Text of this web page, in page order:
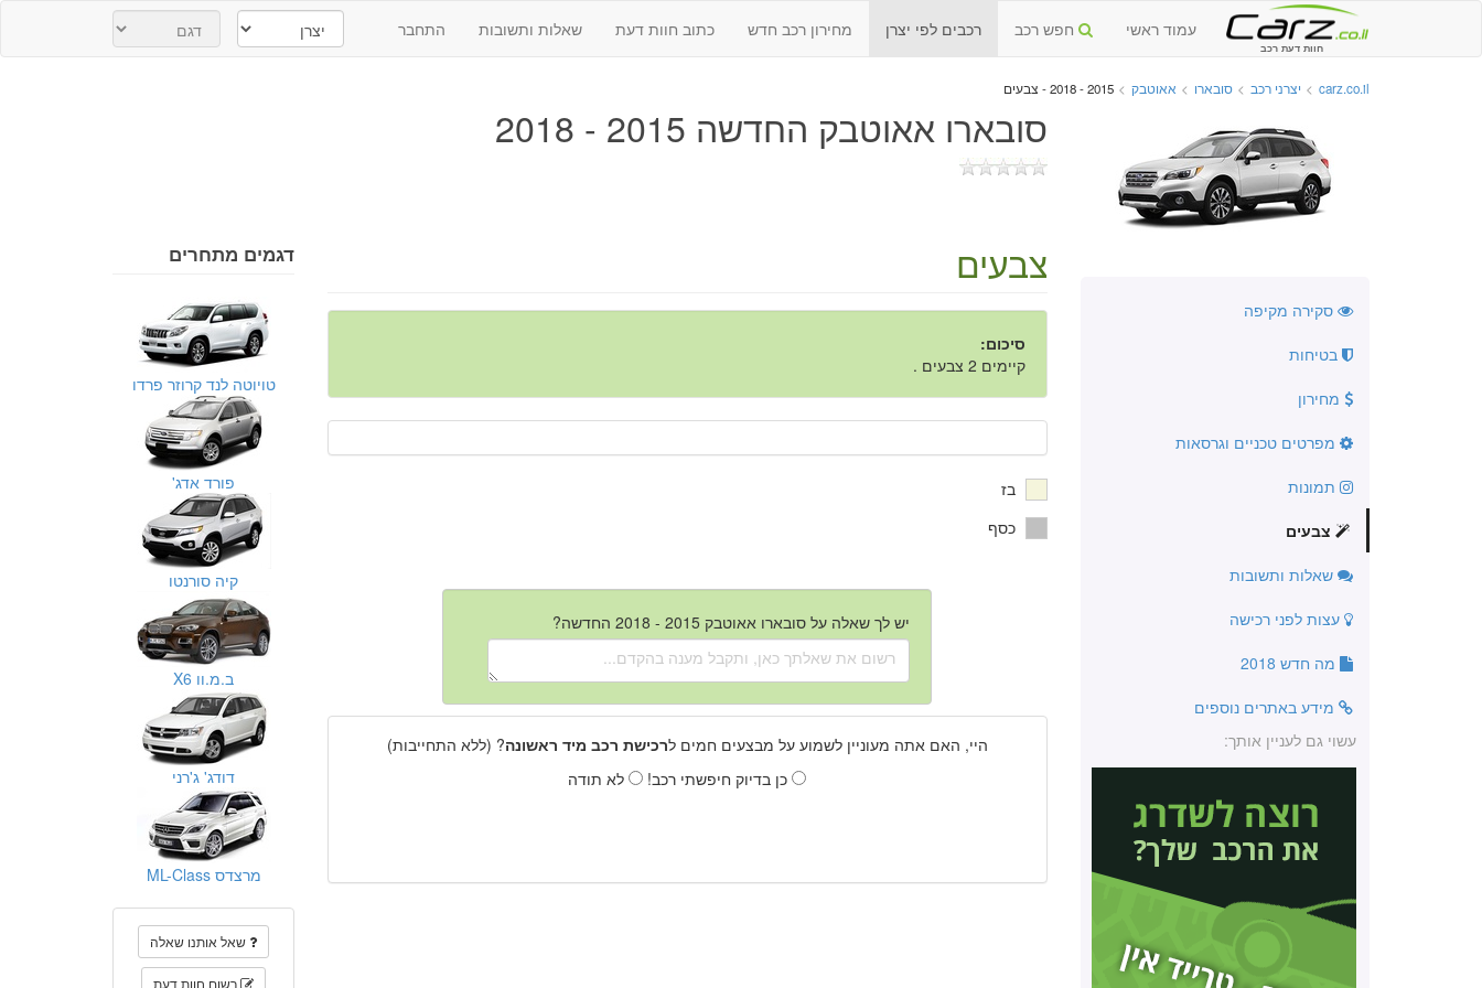
חוות דעת רכב
עמוד ראשי חפש רכב רכבים לפי יצרן מחירון רכב חדש כתוב חוות דעת שאלות ותשובות התחבר
carz.co.il
> יצרני רכב > סובארו > אאוטבק > 2015 - 2018 - צבעים
סובארו אאוטבק החדשה 2015 - 2018
סקירה מקיפה
בטיחות
מחירון
מפרטים טכניים וגרסאות
תמונות
צבעים
שאלות ותשובות
עצות לפני רכישה
מה חדש 2018
מידע באתרים נוספים
עשוי גם לעניין אותך:
צבעים
סיכום:
קיימים 2 צבעים .
בז
כסף
יש לך שאלה על סובארו אאוטבק 2015 - 2018 החדשה?
היי, האם אתה מעוניין לשמוע על מבצעים חמים לרכישת רכב מיד ראשונה? (ללא התחייבות)
כן בדיוק חיפשתי רכב!
לא תודה
דגמים מתחרים
טויוטה לנד קרוזר פרדו
פורד אדג'
קיה סורנטו
ב.מ.וו X6
דודג' ג'רני
מרצדס ML-Class
שאל אותנו שאלה
רשום חוות דעת